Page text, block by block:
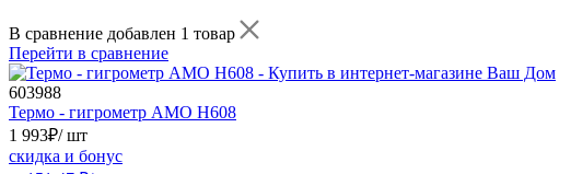
В сравнение добавлен 1 товар
Перейти в сравнение
603988
Термо - гигрометр AMO H608
1 993₽/ шт
скидка и бонус